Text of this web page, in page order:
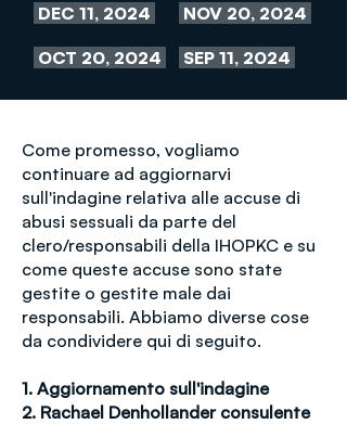
DEC 11, 2024 NOV 20, 2024
OCT 20, 2024 SEP 11, 2024
Come promesso, vogliamo
continuare ad aggiornarvi
sull'indagine relativa alle accuse di
abusi sessuali da parte del
clero/responsabili della IHOPKC e su
come queste accuse sono state
gestite o gestite male dai
responsabili. Abbiamo diverse cose
da condividere qui di seguito.
1. Aggiornamento sull'indagine
2. Rachael Denhollander consulente